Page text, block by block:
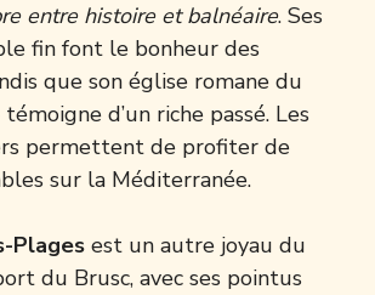
entre histoire et balnéaire. Ses
fin font le bonheur des
que son église romane du
d’un riche passé. Les
permettent de profiter de
sur la Méditerranée.
Plages est un autre joyau du
du Brusc, avec ses pointus